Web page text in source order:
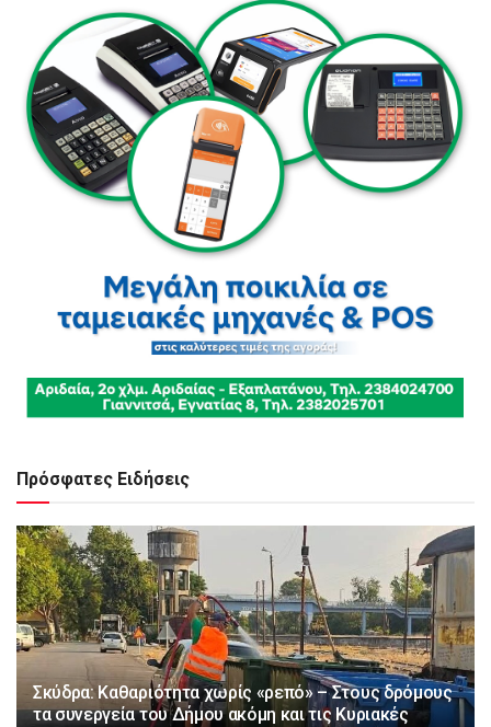
Πρόσφατες Ειδήσεις
Σκύδρα: Καθαριότητα χωρίς «ρεπό» – Στους δρόμους
τα συνεργεία του Δήμου ακόμη και τις Κυριακές